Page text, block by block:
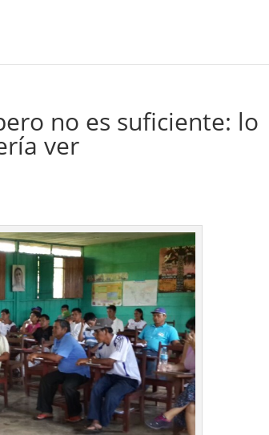
no es suficiente: lo
ver